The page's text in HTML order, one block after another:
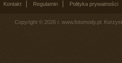
Kontakt Regulamin Polityka prywatności
Copyright © 2026 r. www.fotomody.pl.